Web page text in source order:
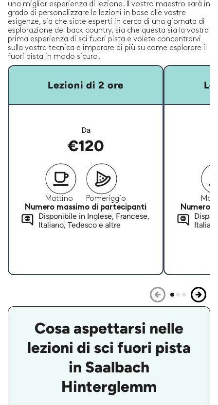
una miglior esperienza di lezione. Il vostro maestro sarà in
grado di personalizzare le lezioni in base alle vostre
esigenze, sia che siate esperti in cerca di una giornata di
esplorazione del back country, sia che questa sia la vostra
prima esperienza di sci fuori pista e volete concentrarvi
sulla vostra tecnica e imparare di più su come esplorare il
fuori pista in modo sicuro.
Lezioni di 2 ore
Da
€120
Mattino
Pomeriggio
Numero massimo di partecipanti
Disponibile in Inglese, Francese,
Italiano, Tedesco e altre
Numero
Cosa aspettarsi nelle
lezioni di sci fuori pista
in Saalbach
Hinterglemm